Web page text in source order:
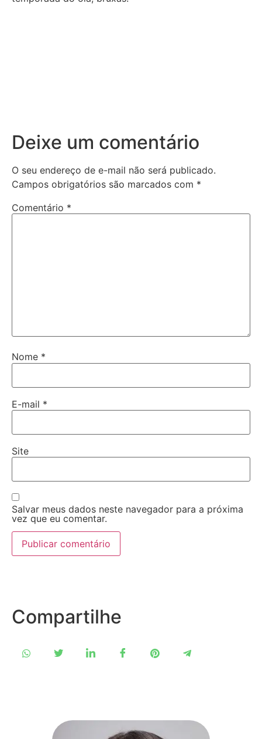
Deixe um comentário
O seu endereço de e-mail não será publicado.
Campos obrigatórios são marcados com *
Comentário *
Nome *
E-mail *
Site
Salvar meus dados neste navegador para a próxima
vez que eu comentar.
Compartilhe